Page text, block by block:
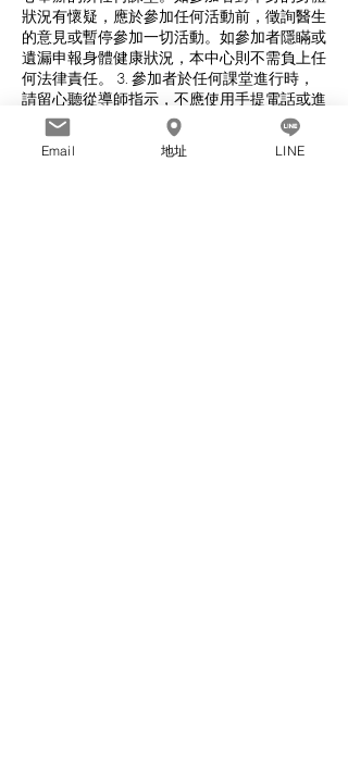
狀況有懷疑，應於參加任何活動前，徵詢醫生
的意見或暫停參加一切活動。如參加者隱瞞或
遺漏申報身體健康狀況，本中心則不需負上任
何法律責任。 3. 參加者於任何課堂進行時，
請留心聽從導師指示，不應使用手提電話或進
行其他活動。如因參加者疏忽而引致於參加這
項活動時受傷(肌肉扭傷、撕裂、拉傷、骨折
等) 或死亡，本中心則不需負上任何法律責
Email 地址 LINE